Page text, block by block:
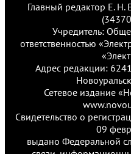
Главный редактор Е. Н.
Учредитель:
ответственностью
Адрес редакции:
Сетевое издание
Свидетельство о
09
выдано Федеральной